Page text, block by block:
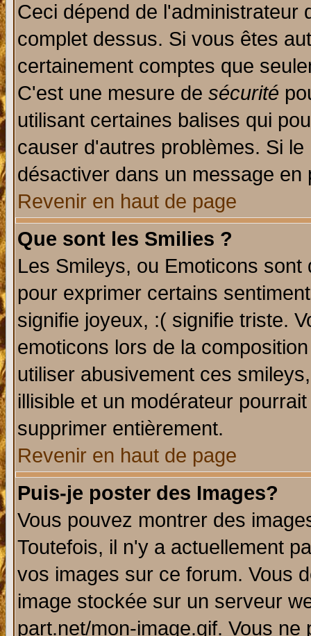
Ceci dépend de l'administrateur
complet dessus. Si vous êtes
certainement comptes que
C'est une mesure de sécurité
utilisant certaines balises qui
causer d'autres problèmes. Si
désactiver dans un message
Revenir en haut de page
Que sont les Smilies ?
Les Smileys, ou Emoticons
pour exprimer certains
signifie joyeux, :( signifie triste.
emoticons lors de la
utiliser abusivement ces
illisible et un modérateur
supprimer entièrement.
Revenir en haut de page
Puis-je poster des Images?
Vous pouvez montrer des
Toutefois, il n'y a actuellement
vos images sur ce forum. Vous
image stockée sur un serveur
part.net/mon-image.gif. Vous